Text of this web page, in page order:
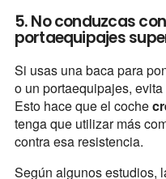
5. No conduzcas
portaequipajes
Si usas una baca para
o un portaequipajes,
Esto hace que el coche
tenga que utilizar más
contra esa resistencia.
Según algunos estudios,